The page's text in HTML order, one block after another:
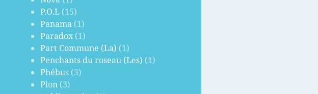
P.O.L (15)
Panama (1)
Paradox (1)
Part Commune (La) (1)
Penchants du roseau (Les) (1)
Phébus (3)
Plon (3)